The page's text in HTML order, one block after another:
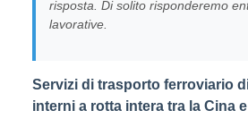
risposta. Di solito risponderemo
lavorative.
Servizi di trasporto ferroviario
interni a rotta intera tra la Cina